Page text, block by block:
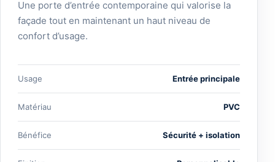
Une porte d’entrée contemporaine qui valorise la
façade tout en maintenant un haut niveau de
confort d’usage.
Usage Entrée principale
Matériau PVC
Bénéfice Sécurité + isolation